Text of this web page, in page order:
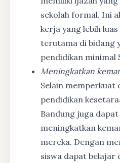
sekolah formal. Ini
kerja yang lebih
terutama di bidang
pendidikan minimal
Meningkatkan
Selain memperkuat
pendidikan
Bandung juga
meningkatkan
mereka. Dengan
siswa dapat belajar